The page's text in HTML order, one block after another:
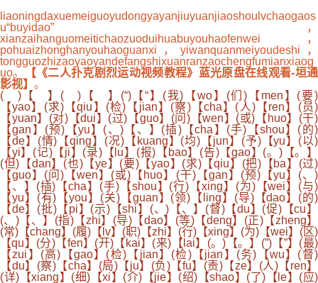
liaoningdaxuemeiguoyudongyayanjiuyuanjiaoshoulvchaogaos
u“buyidao”，
xianzaihanguomeitichaozuoduihuabuyouhaofenwei，
pohuaizhonghanyouhaoguanxi，yiwanquanmeiyoudeshi，
tongguozhizaoyaoyandefangshixuanranzaochengfumianxiaog
uo。
【《二人扑克剧烈运动视频教程》蓝光原盘在线观看-垣通
影视】 。
( )【 】( )【 】(“)【“】(我)【wo】(们)【men】(要)
【yao】(求)【qiu】(检)【jian】(察)【cha】(人)【ren】(员)
【yuan】(对)【dui】(过)【guo】(问)【wen】(或)【huo】(干)
【gan】(预)【yu】(、)【、】(插)【cha】(手)【shou】(的)
【de】(情)【qing】(况)【kuang】(均)【jun】(予)【yu】(以)
【yi】(记)【ji】(录)【lu】(报)【bao】(告)【gao】(。)【。】
(但)【dan】(也)【ye】(要)【yao】(求)【qiu】(把)【ba】(过)
【guo】(问)【wen】(或)【huo】(干)【gan】(预)【yu】(、)
【、】(插)【cha】(手)【shou】(行)【xing】(为)【wei】(与)
【yu】(有)【you】(关)【guan】(领)【ling】(导)【dao】(的)
【de】(批)【pi】(示)【shi】(、)【、】(督)【du】(促)【cu】
(、)【、】(指)【zhi】(导)【dao】(等)【deng】(正)【zheng】
(常)【chang】(履)【lv】(职)【zhi】(行)【xing】(为)【wei】(区)
【qu】(分)【fen】(开)【kai】(来)【lai】(。)【。】(”)【”】(最)
【zui】(高)【gao】(检)【jian】(检)【jian】(务)【wu】(督)
【du】(察)【cha】(局)【ju】(负)【fu】(责)【ze】(人)【ren】
(详)【xiang】(细)【xi】(介)【jie】(绍)【shao】(了)【le】(应)